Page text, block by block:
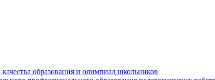
образования и олимпиад школьников